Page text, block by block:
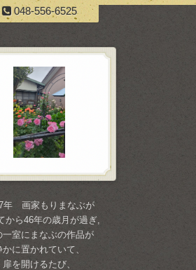
048-556-6525
年 画家もりまなぶが
から46年の歳月が過ぎ,
一室にまなぶの作品が
かに置かれていて、
扉を開けるたび、